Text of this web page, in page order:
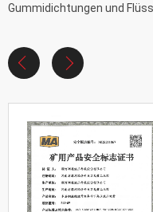
Gummidichtungen und